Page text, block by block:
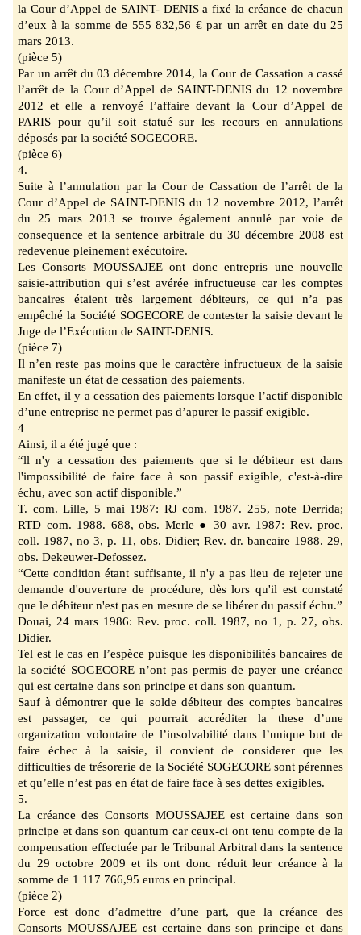
la Cour d’Appel de SAINT- DENIS a fixé la créance de chacun
d’eux à la somme de 555 832,56 € par un arrêt en date du 25
mars 2013.
(pièce 5)
Par un arrêt du 03 décembre 2014, la Cour de Cassation a cassé
l’arrêt de la Cour d’Appel de SAINT-DENIS du 12 novembre
2012 et elle a renvoyé l’affaire devant la Cour d’Appel de
PARIS pour qu’il soit statué sur les recours en annulations
déposés par la société SOGECORE.
(pièce 6)
4.
Suite à l’annulation par la Cour de Cassationde l’arrêt de la
Cour d’Appel de SAINT-DENIS du 12 novembre 2012, l’arrêt
du 25 mars 2013 se trouve également annulé par voie de
consequence et la sentence arbitrale du 30 décembre 2008 est
redevenue pleinement exécutoire.
Les Consorts MOUSSAJEE ont donc entrepris une nouvelle
saisie-attribution qui s’est avérée infructueuse car les comptes
bancaires étaient très largement débiteurs, ce qui n’a pas
empêché la Société SOGECORE de contester la saisie devant le
Juge de l’Exécution de SAINT-DENIS.
(pièce 7)
Il n’en reste pas moins que le caractère infructueux de la saisie
manifeste un état de cessation des paiements.
En effet, il y a cessation des paiements lorsque l’actif disponible
d’une entreprise ne permet pas d’apurer le passif exigible.
4
Ainsi, il a été jugé que :
“ll n'y a cessation des paiements que si le débiteur est dans
l'impossibilité de faire face à son passif exigible, c'est-à-dire
échu, avec son actif disponible.”
T. com. Lille, 5 mai 1987: RJ com. 1987. 255, note Derrida;
RTD com. 1988. 688, obs. Merle ● 30 avr. 1987: Rev. proc.
coll. 1987, no 3, p. 11, obs. Didier; Rev. dr. bancaire 1988. 29,
obs. Dekeuwer-Defossez.
“Cette condition étant suffisante, il n'y a pas lieu de rejeter une
demande d'ouverture de procédure, dès lors qu'il est constaté
que le débiteur n'est pas en mesure de se libérer du passif échu.”
Douai, 24 mars 1986: Rev. proc. coll. 1987, no 1, p. 27, obs.
Didier.
Tel est le cas en l’espèce puisque les disponibilités bancaires de
la société SOGECORE n’ont pas permis de payer une créance
qui est certaine dans son principe et dans son quantum.
Sauf à démontrer que le solde débiteur des comptes bancaires
est passager, ce qui pourrait accréditer la these d’une
organization volontaire de l’insolvabilité dans l’unique but de
faire échec à la saisie, il convient de considerer que les
difficulties de trésorerie de la Société SOGECORE sont pérennes
et qu’elle n’est pas en état de faire face à ses dettes exigibles.
5.
La créance des Consorts MOUSSAJEE est certaine dans son
principe et dans son quantum car ceux-ci ont tenu compte de la
compensation effectuée par le Tribunal Arbitral dans la sentence
du 29 octobre 2009 et ils ont donc réduit leur créance à la
somme de 1 117 766,95 euros en principal.
(pièce 2)
Force est donc d’admettre d’une part, que la créance des
Consorts MOUSSAJEE est certaine dans son principe et dans